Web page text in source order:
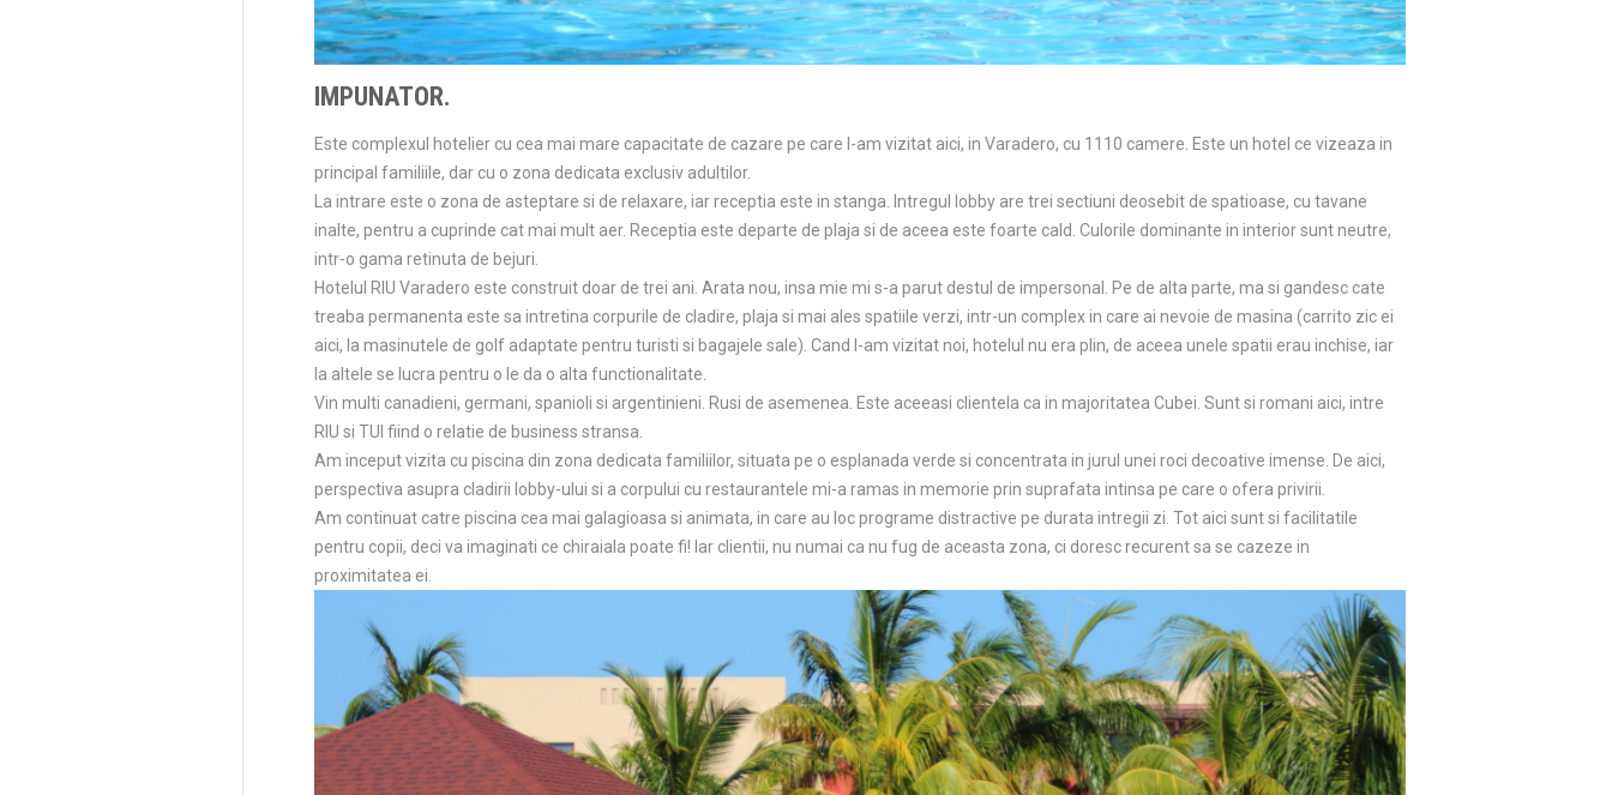
IMPUNATOR.
Este complexul hotelier cu cea mai mare capacitate de cazare pe care l-am vizitat aici, in Varadero, cu 1110 camere. Este un hotel ce vizeaza in
principal familiile, dar cu o zona dedicata exclusiv adultilor.
La intrare este o zona de asteptare si de relaxare, iar receptia este in stanga. Intregul lobby are trei sectiuni deosebit de spatioase, cu tavane
inalte, pentru a cuprinde cat mai mult aer. Receptia este departe de plaja si de aceea este foarte cald. Culorile dominante in interior sunt neutre,
intr-o gama retinuta de bejuri.
Hotelul RIU Varadero este construit doar de trei ani. Arata nou, insa mie mi s-a parut destul de impersonal. Pe de alta parte, ma si gandesc cate
treaba permanenta este sa intretina corpurile de cladire, plaja si mai ales spatiile verzi, intr-un complex in care ai nevoie de masina (carrito zic ei
aici, la masinutele de golf adaptate pentru turisti si bagajele sale). Cand l-am vizitat noi, hotelul nu era plin, de aceea unele spatii erau inchise, iar
la altele se lucra pentru o le da o alta functionalitate.
Vin multi canadieni, germani, spanioli si argentinieni. Rusi de asemenea. Este aceeasi clientela ca in majoritatea Cubei. Sunt si romani aici, intre
RIU si TUI fiind o relatie de business stransa.
Am inceput vizita cu piscina din zona dedicata familiilor, situata pe o esplanada verde si concentrata in jurul unei roci decoative imense. De aici,
perspectiva asupra cladirii lobby-ului si a corpului cu restaurantele mi-a ramas in memorie prin suprafata intinsa pe care o ofera privirii.
Am continuat catre piscina cea mai galagioasa si animata, in care au loc programe distractive pe durata intregii zi. Tot aici sunt si facilitatile
pentru copii, deci va imaginati ce chiraiala poate fi! Iar clientii, nu numai ca nu fug de aceasta zona, ci doresc recurent sa se cazeze in
proximitatea ei.